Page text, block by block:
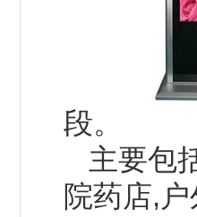
段。
主要包
院药店,